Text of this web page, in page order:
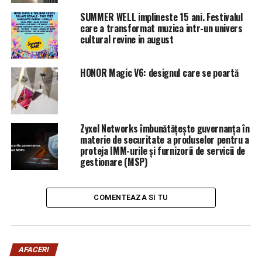
SUMMER WELL implineste 15 ani. Festivalul
care a transformat muzica intr-un univers
cultural revine in august
HONOR Magic V6: designul care se poartă
Zyxel Networks îmbunătățește guvernanța în
materie de securitate a produselor pentru a
proteja IMM-urile și furnizorii de servicii de
gestionare (MSP)
COMENTEAZA SI TU
AFACERI